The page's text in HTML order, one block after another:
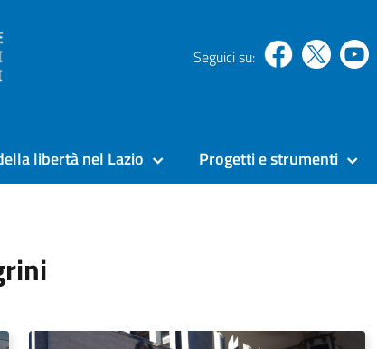
Seguici su:
libertà nel Lazio Progetti e strumenti